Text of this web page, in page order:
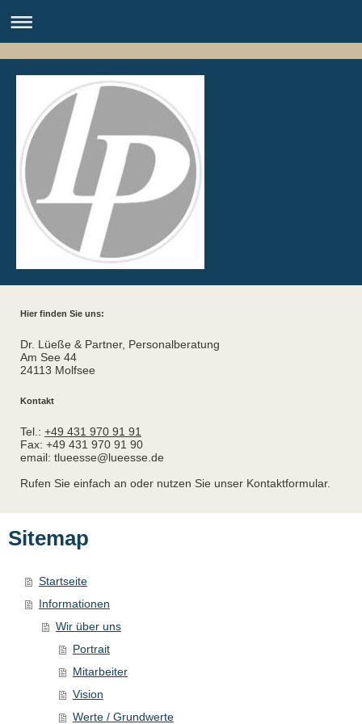
Hier finden Sie uns:
Dr. Lüeße & Partner, Personalberatung
Am See 44
24113 Molfsee
Kontakt
Tel.: +49 431 970 91 91
Fax: +49 431 970 91 90
email: tlueesse@lueesse.de
Rufen Sie einfach an oder nutzen Sie unser Kontaktformular.
Sitemap
Startseite
Informationen
Wir über uns
Portrait
Mitarbeiter
Vision
Werte / Grundwerte